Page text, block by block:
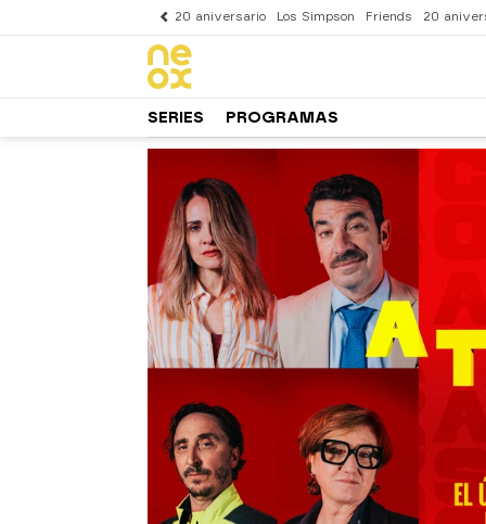
20 aniversario Los Simpson Friends 20
SERIES PROGRAMAS